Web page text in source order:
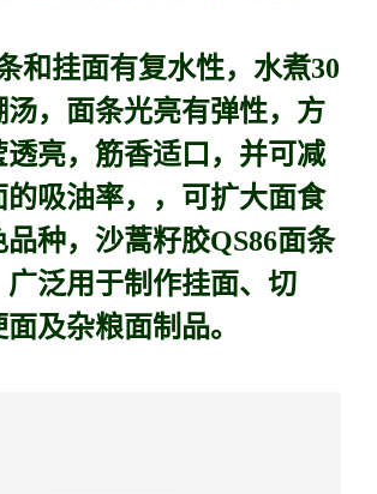
和挂面有复水性，水煮30
汤，面条光亮有弹性，方
透亮，筋香适口，并可减
的吸油率，，可扩大面食
品种，沙蒿籽胶QS86面条
广泛用于制作挂面、切
及杂粮面制品。